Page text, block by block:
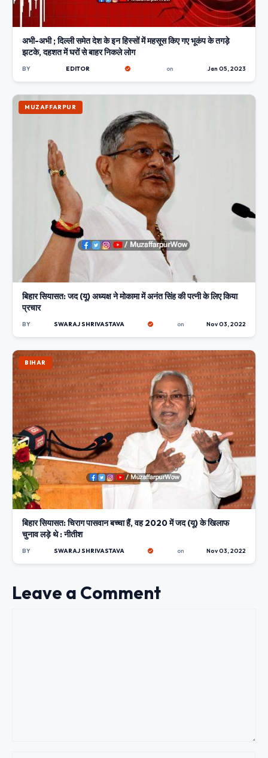
अभी-अभी ; दिल्ली समेत देश के इन हिस्सों में महसूस किए गए भूकंप के तगड़े
झटके, दहशत में घरों से बाहर निकले लोग
BY EDITOR on Jan 05, 2023
MUZAFFARPUR
बिहार सियासत: जद (यू) अध्यक्ष ने मोकामा में अनंत सिंह की पत्नी के लिए किया
प्रचार
BY SWARAJ SHRIVASTAVA on Nov 03, 2022
BIHAR
बिहार सियासत: चिराग पासवान बच्चा हैं, वह 2020 में जद (यू) के खिलाफ
चुनाव लड़े थे : नीतीश
BY SWARAJ SHRIVASTAVA on Nov 03, 2022
Leave a Comment